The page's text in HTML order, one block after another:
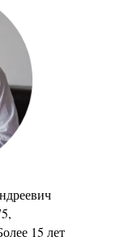
15 лет